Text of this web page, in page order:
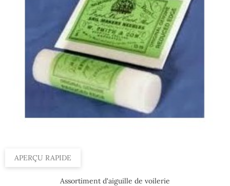
APERÇU RAPIDE
Assortiment d'aiguille de voilerie